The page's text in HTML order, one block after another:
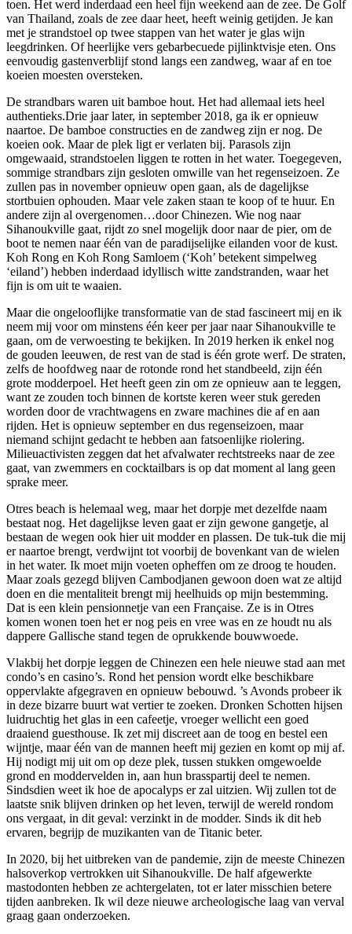
toen. Het werd inderdaad een heel fijn weekend aan de zee. De Golf
van Thailand, zoals de zee daar heet, heeft weinig getijden. Je kan
met je strandstoel op twee stappen van het water je glas wijn
leegdrinken. Of heerlijke vers gebarbecuede pijlinktvisje eten. Ons
eenvoudig gastenverblijf stond langs een zandweg, waar af en toe
koeien moesten oversteken.
De strandbars waren uit bamboe hout. Het had allemaal iets heel
authentieks.Drie jaar later, in september 2018, ga ik er opnieuw
naartoe. De bamboe constructies en de zandweg zijn er nog. De
koeien ook. Maar de plek ligt er verlaten bij. Parasols zijn
omgewaaid, strandstoelen liggen te rotten in het water. Toegegeven,
sommige strandbars zijn gesloten omwille van het regenseizoen. Ze
zullen pas in november opnieuw open gaan, als de dagelijkse
stortbuien ophouden. Maar vele zaken staan te koop of te huur. En
andere zijn al overgenomen…door Chinezen. Wie nog naar
Sihanoukville gaat, rijdt zo snel mogelijk door naar de pier, om de
boot te nemen naar één van de paradijselijke eilanden voor de kust.
Koh Rong en Koh Rong Samloem (‘Koh’ betekent simpelweg
‘eiland’) hebben inderdaad idyllisch witte zandstranden, waar het
fijn is om uit te waaien.
Maar die ongelooflijke transformatie van de stad fascineert mij en ik
neem mij voor om minstens één keer per jaar naar Sihanoukville te
gaan, om de verwoesting te bekijken. In 2019 herken ik enkel nog
de gouden leeuwen, de rest van de stad is één grote werf. De straten,
zelfs de hoofdweg naar de rotonde rond het standbeeld, zijn één
grote modderpoel. Het heeft geen zin om ze opnieuw aan te leggen,
want ze zouden toch binnen de kortste keren weer stuk gereden
worden door de vrachtwagens en zware machines die af en aan
rijden. Het is opnieuw september en dus regenseizoen, maar
niemand schijnt gedacht te hebben aan fatsoenlijke riolering.
Milieuactivisten zeggen dat het afvalwater rechtstreeks naar de zee
gaat, van zwemmers en cocktailbars is op dat moment al lang geen
sprake meer.
Otres beach is helemaal weg, maar het dorpje met dezelfde naam
bestaat nog. Het dagelijkse leven gaat er zijn gewone gangetje, al
bestaan de wegen ook hier uit modder en plassen. De tuk-tuk die mij
er naartoe brengt, verdwijnt tot voorbij de bovenkant van de wielen
in het water. Ik moet mijn voeten opheffen om ze droog te houden.
Maar zoals gezegd blijven Cambodjanen gewoon doen wat ze altijd
doen en die mentaliteit brengt mij heelhuids op mijn bestemming.
Dat is een klein pensionnetje van een Française. Ze is in Otres
komen wonen toen het er nog peis en vree was en ze houdt nu als
dappere Gallische stand tegen de oprukkende bouwwoede.
Vlakbij het dorpje leggen de Chinezen een hele nieuwe stad aan met
condo’s en casino’s. Rond het pension wordt elke beschikbare
oppervlakte afgegraven en opnieuw bebouwd. ’s Avonds probeer ik
in deze bizarre buurt wat vertier te zoeken. Dronken Schotten hijsen
luidruchtig het glas in een cafeetje, vroeger wellicht een goed
draaiend guesthouse. Ik zet mij discreet aan de toog en bestel een
wijntje, maar één van de mannen heeft mij gezien en komt op mij af.
Hij nodigt mij uit om op deze plek, tussen stukken omgewoelde
grond en moddervelden in, aan hun brasspartij deel te nemen.
Sindsdien weet ik hoe de apocalyps er zal uitzien. Wij zullen tot de
laatste snik blijven drinken op het leven, terwijl de wereld rondom
ons vergaat, in dit geval: verzinkt in de modder. Sinds ik dit heb
ervaren, begrijp de muzikanten van de Titanic beter.
In 2020, bij het uitbreken van de pandemie, zijn de meeste Chinezen
halsoverkop vertrokken uit Sihanoukville. De half afgewerkte
mastodonten hebben ze achtergelaten, tot er later misschien betere
tijden aanbreken. Ik wil deze nieuwe archeologische laag van verval
graag gaan onderzoeken.